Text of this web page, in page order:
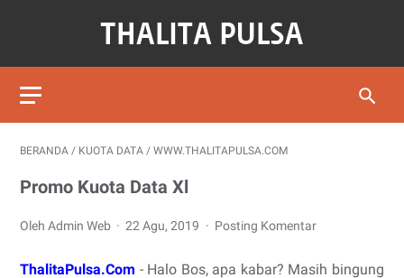
BERANDA / KUOTA DATA / WWW.THALITAPULSA.COM
Promo Kuota Data Xl
Oleh Admin Web 22 Agu, 2019 Posting Komentar
ThalitaPulsa.Com - Halo Bos, apa kabar? Masih bingung